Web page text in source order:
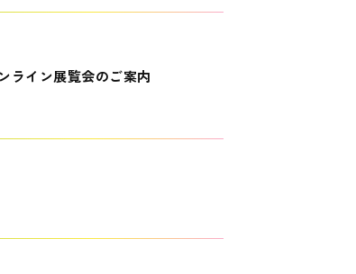
ライン展覧会のご案内